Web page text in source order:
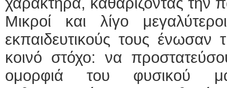
Μικροί και λίγο
εκπαιδευτικούς τους ένωσαν
κοινό στόχο: να
ομορφιά του φυσικού